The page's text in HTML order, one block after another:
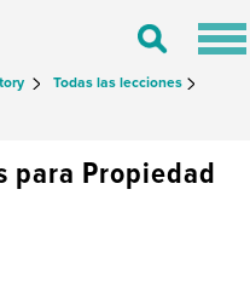
Toggle
Todas las lecciones
para Propiedad